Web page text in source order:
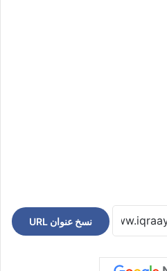
نسخ عنوان URL